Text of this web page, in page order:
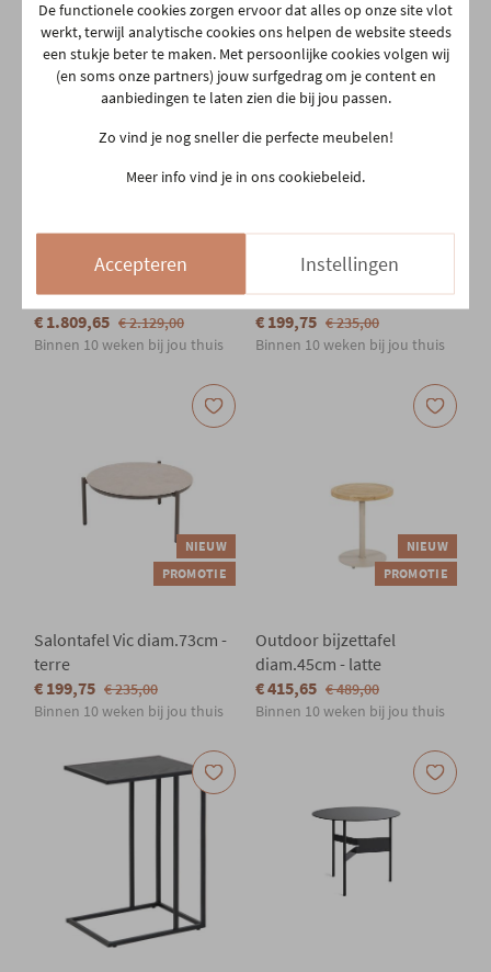
NIEUW
Outdoor tafel Prado
240x105cm - terre
€ 1.809,65 € 2.129,00
Binnen 10 weken bij jou thuis
Salontafel Vic diam.73cm -
latte
€ 199,75 € 235,00
Binnen 10 weken bij jou thuis
NIEUW
PROMOTIE
Salontafel Vic diam.73cm -
terre
€ 199,75 € 235,00
Binnen 10 weken bij jou thuis
NIEUW
PROMOTIE
Outdoor bijzettafel
diam.45cm - latte
€ 415,65 € 489,00
Binnen 10 weken bij jou thuis
De functionele cookies zorgen ervoor dat alles op onze site vlot
werkt, terwijl analytische cookies ons helpen de website steeds
een stukje beter te maken. Met persoonlijke cookies volgen wij
(en soms onze partners) jouw surfgedrag om je content en
aanbiedingen te laten zien die bij jou passen.
Zo vind je nog sneller die perfecte meubelen!
Meer info vind je in ons cookiebeleid.
Accepteren Instellingen